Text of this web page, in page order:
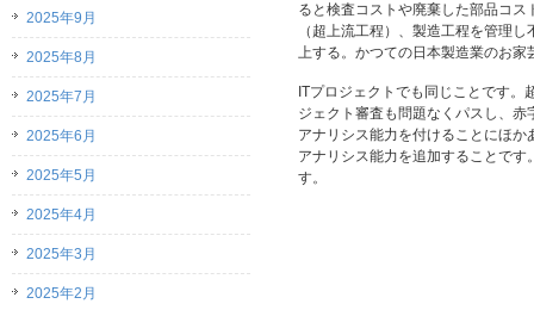
ると検査コストや廃棄した部品コ
（超上流工程）、製造工程を管理
上する。かつての日本製造業のお家
ITプロジェクトでも同じことです
ジェクト審査も問題なくパスし、
アナリシス能力を付けることにほ
アナリシス能力を追加することで
す。
2025年9月
2025年8月
2025年7月
2025年6月
2025年5月
2025年4月
2025年3月
2025年2月